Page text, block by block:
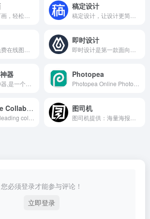
稿定设计
即时设计
器 Photopea
Figma: The Collaborative Interface Design Tool 图司机
您必须登录才能参与评论！
立即登录